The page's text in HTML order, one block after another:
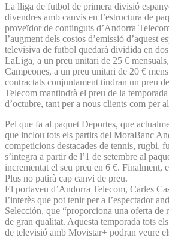
La lliga de futbol de primera divisió
divendres amb canvis en l’estructura de
proveïdor de continguts d’Andorra
l’augment dels costos d’emissió d’aquest
televisiva de futbol quedarà dividida en
LaLiga, a un preu unitari de 25 €
Campeones, a un preu unitari de 20 €
contractats conjuntament tindran un preu
Telecom mantindrà el preu de la
d’octubre, tant per a nous clients com per
Pel que fa al paquet Deportes, que
que inclou tots els partits del MoraBanc
competicions destacades de tennis, rugbi,
s’integra a partir de l’1 de setembre al
incrementat el seu preu en 6 €. Finalment,
Plus no patirà cap canvi de preu.
El portaveu d’Andorra Telecom, Carles
l’interès que pot tenir per a l’espectador
Selección, que “proporciona una oferta de
de gran qualitat. Aquesta temporada tots
de televisió amb Movistar+ podran veure